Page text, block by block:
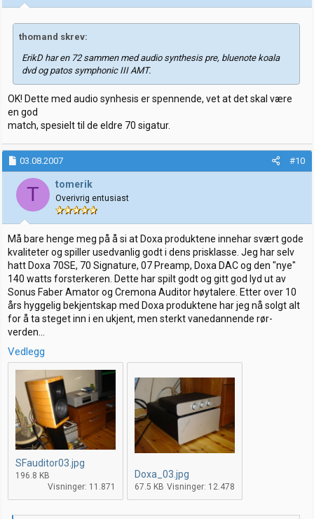
thomand skrev:
ErikD har en 72 sammen med audio synthesis pre, bluenote koala
dvd og patos symphonic III AMT.
OK! Dette med audio synhesis er spennende, vet at det skal være
en god
match, spesielt til de eldre 70 sigatur.
03.08.2007 #10
T tomerik
Overivrig entusiast
Må bare henge meg på å si at Doxa produktene innehar svært gode
kvaliteter og spiller usedvanlig godt i dens prisklasse. Jeg har selv
hatt Doxa 70SE, 70 Signature, 07 Preamp, Doxa DAC og den "nye"
140 watts forsterkeren. Dette har spilt godt og gitt god lyd ut av
Sonus Faber Amator og Cremona Auditor høytalere. Etter over 10
års hyggelig bekjentskap med Doxa produktene har jeg nå solgt alt
for å ta steget inn i en ukjent, men sterkt vanedannende rør-
verden...
Vedlegg
SFauditor03.jpg
196.8 KB
Visninger: 11.871
Doxa_03.jpg
67.5 KB Visninger: 12.478